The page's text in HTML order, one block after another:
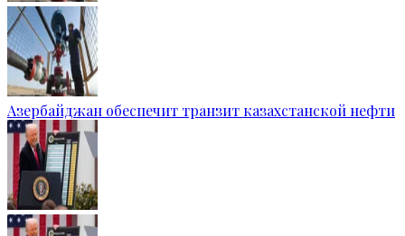
Азербайджан обеспечит транзит казахстанской нефти